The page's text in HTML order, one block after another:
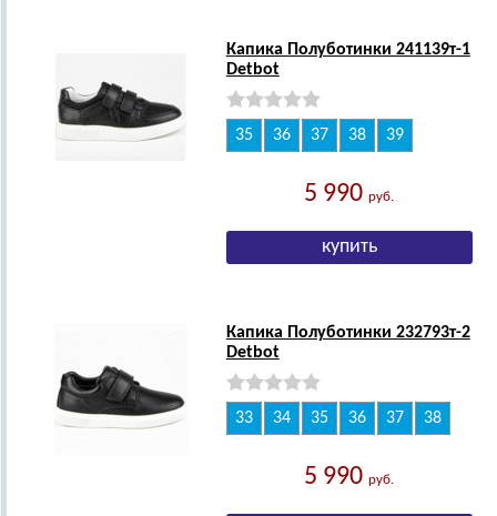
Капика Полуботинки 241139т-1
Detbot
35 36 37 38 39
5 990руб.
Капика Полуботинки 232793т-2
Detbot
33 34 35 36 37 38
5 990руб.